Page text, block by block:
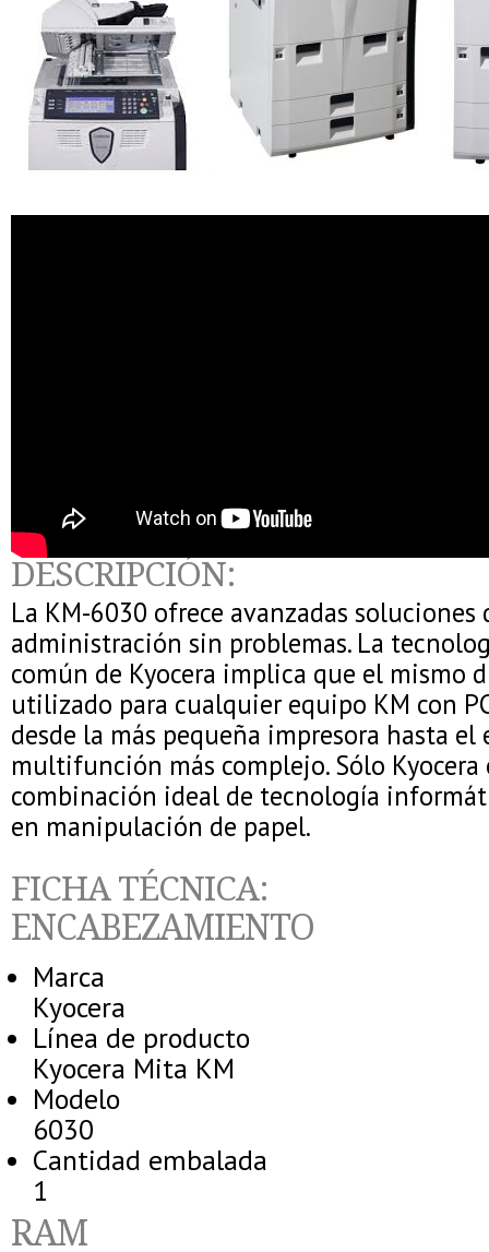
DESCRIPCIÓN:
La KM-6030 ofrece avanzadas
administración sin problemas. La
común de Kyocera implica que el mismo
utilizado para cualquier equipo KM con
desde la más pequeña impresora hasta el
multifunción más complejo. Sólo Kyocera
combinación ideal de tecnología
en manipulación de papel.
FICHA TÉCNICA:
ENCABEZAMIENTO
Marca
Kyocera
Línea de producto
Kyocera Mita KM
Modelo
6030
Cantidad embalada
1
RAM